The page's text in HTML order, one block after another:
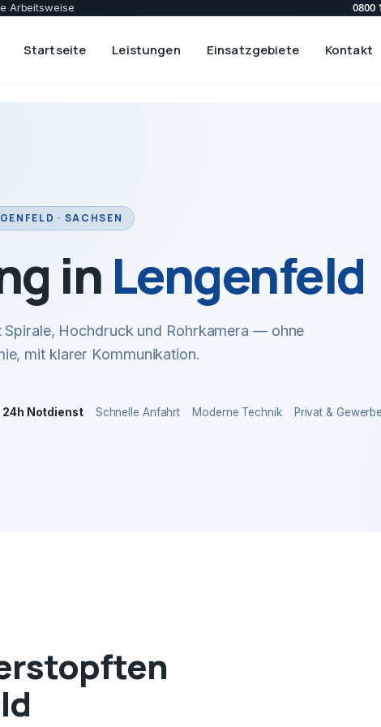
Arbeitsweise 0800
Startseite Leistungen Einsatzgebiete Kontakt
· SACHSEN
in Lengenfeld
Spirale, Hochdruck und Rohrkamera — ohne
mit klarer Kommunikation.
24h Notdienst Schnelle Anfahrt Moderne Technik Privat &